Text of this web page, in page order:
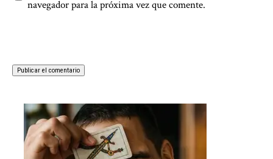
navegador para la próxima vez que comente.